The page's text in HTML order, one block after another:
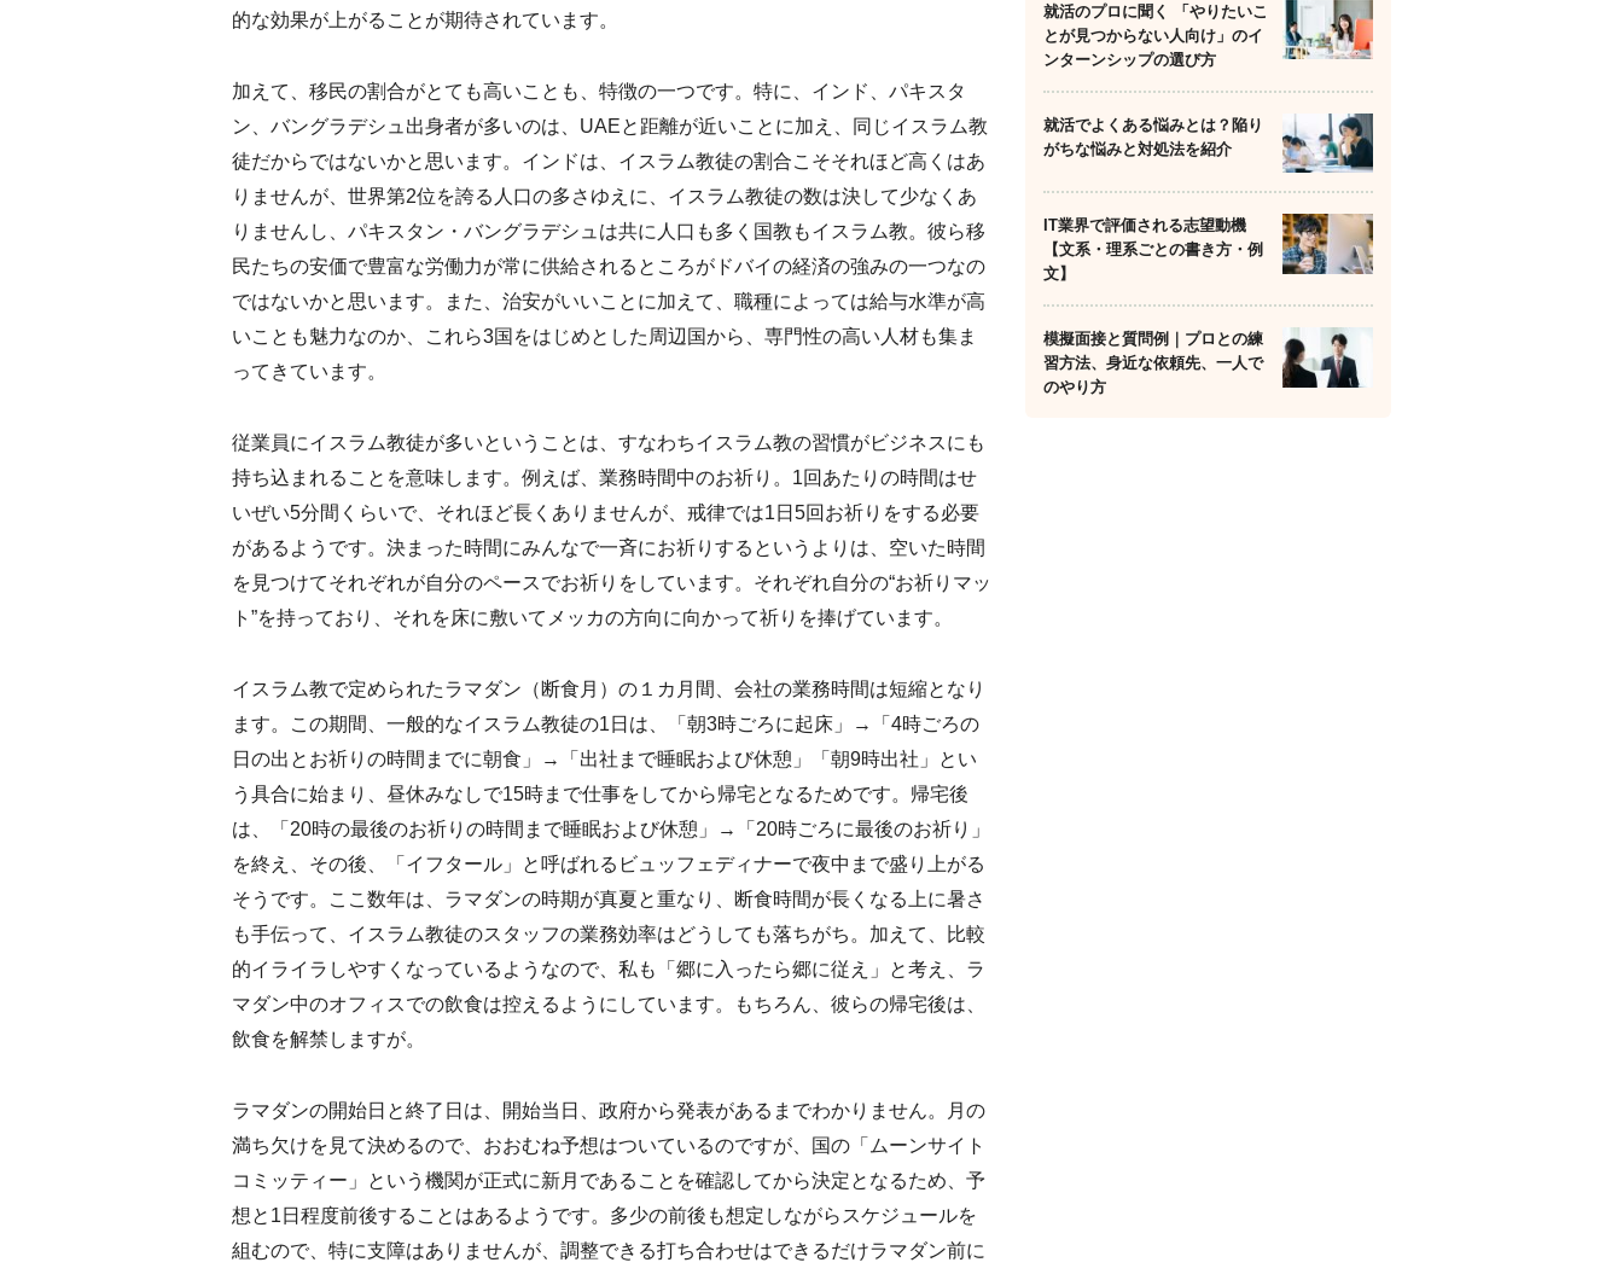
的な効果が上がることが期待されています。
加えて、移民の割合がとても高いことも、特徴の一つです。特に、インド、パキスタ
ン、バングラデシュ出身者が多いのは、UAEと距離が近いことに加え、同じイスラム教
徒だからではないかと思います。インドは、イスラム教徒の割合こそそれほど高くはあ
りませんが、世界第2位を誇る人口の多さゆえに、イスラム教徒の数は決して少なくあ
りませんし、パキスタン・バングラデシュは共に人口も多く国教もイスラム教。彼ら移
民たちの安価で豊富な労働力が常に供給されるところがドバイの経済の強みの一つなの
ではないかと思います。また、治安がいいことに加えて、職種によっては給与水準が高
いことも魅力なのか、これら3国をはじめとした周辺国から、専門性の高い人材も集ま
ってきています。
従業員にイスラム教徒が多いということは、すなわちイスラム教の習慣がビジネスにも
持ち込まれることを意味します。例えば、業務時間中のお祈り。1回あたりの時間はせ
いぜい5分間くらいで、それほど長くありませんが、戒律では1日5回お祈りをする必要
があるようです。決まった時間にみんなで一斉にお祈りするというよりは、空いた時間
を見つけてそれぞれが自分のペースでお祈りをしています。それぞれ自分の“お祈りマッ
ト”を持っており、それを床に敷いてメッカの方向に向かって祈りを捧げています。
イスラム教で定められたラマダン（断食月）の１カ月間、会社の業務時間は短縮となり
ます。この期間、一般的なイスラム教徒の1日は、「朝3時ごろに起床」→「4時ごろの
日の出とお祈りの時間までに朝食」→「出社まで睡眠および休憩」「朝9時出社」とい
う具合に始まり、昼休みなしで15時まで仕事をしてから帰宅となるためです。帰宅後
は、「20時の最後のお祈りの時間まで睡眠および休憩」→「20時ごろに最後のお祈り」
を終え、その後、「イフタール」と呼ばれるビュッフェディナーで夜中まで盛り上がる
そうです。ここ数年は、ラマダンの時期が真夏と重なり、断食時間が長くなる上に暑さ
も手伝って、イスラム教徒のスタッフの業務効率はどうしても落ちがち。加えて、比較
的イライラしやすくなっているようなので、私も「郷に入ったら郷に従え」と考え、ラ
マダン中のオフィスでの飲食は控えるようにしています。もちろん、彼らの帰宅後は、
飲食を解禁しますが。
ラマダンの開始日と終了日は、開始当日、政府から発表があるまでわかりません。月の
満ち欠けを見て決めるので、おおむね予想はついているのですが、国の「ムーンサイト
コミッティー」という機関が正式に新月であることを確認してから決定となるため、予
想と1日程度前後することはあるようです。多少の前後も想定しながらスケジュールを
組むので、特に支障はありませんが、調整できる打ち合わせはできるだけラマダン前に
就活のプロに聞く 「やりたいこ
とが見つからない人向け」のイ
ンターンシップの選び方
就活でよくある悩みとは？陥り
がちな悩みと対処法を紹介
IT業界で評価される志望動機
【文系・理系ごとの書き方・例
文】
模擬面接と質問例｜プロとの練
習方法、身近な依頼先、一人で
のやり方